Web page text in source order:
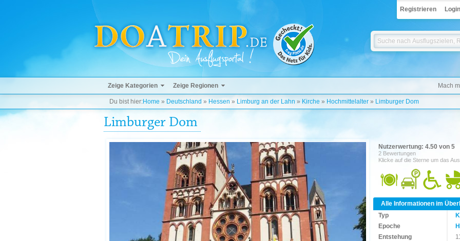
Registrieren Login
Zeige Kategorien Zeige Regionen Mach
Du bist hier:Home » Deutschland » Hessen » Limburg an der Lahn » Kirche » Hochmittelalter » Limburger Dom
Limburger Dom
Nutzerwertung: 4.50 von 5
2 Bewertungen
Klicke auf die Sterne um das
Alle Informationen im
Typ
Epoche
Entstehung